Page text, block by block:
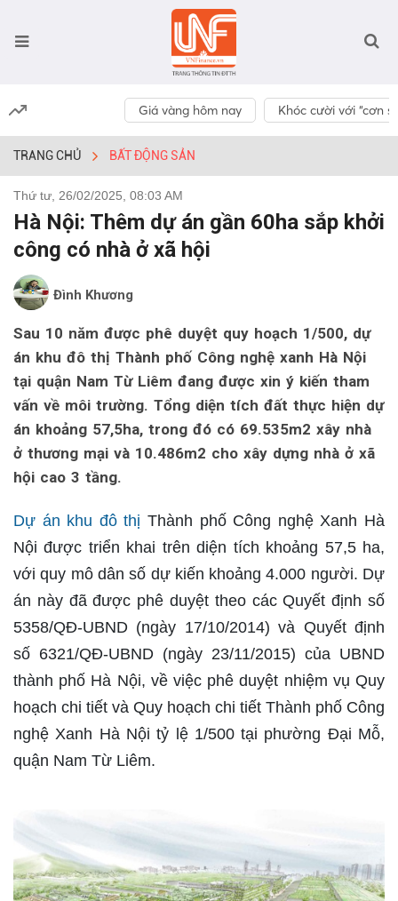
Giá vàng hôm nay Khóc cười với “cơn
TRANG CHỦ BẤT ĐỘNG SẢN
Thứ tư, 26/02/2025, 08:03 AM
Hà Nội: Thêm dự án gần 60ha sắp khởi
công có nhà ở xã hội
Đình Khương
Sau 10 năm được phê duyệt quy hoạch 1/500, dự
án khu đô thị Thành phố Công nghệ xanh Hà Nội
tại quận Nam Từ Liêm đang được xin ý kiến tham
vấn về môi trường. Tổng diện tích đất thực hiện dự
án khoảng 57,5ha, trong đó có 69.535m2 xây nhà
ở thương mại và 10.486m2 cho xây dựng nhà ở xã
hội cao 3 tầng.
Dự án khu đô thị Thành phố Công nghệ Xanh Hà
Nội được triển khai trên diện tích khoảng 57,5 ha,
với quy mô dân số dự kiến khoảng 4.000 người. Dự
án này đã được phê duyệt theo các Quyết định số
5358/QĐ-UBND (ngày 17/10/2014) và Quyết định
số 6321/QĐ-UBND (ngày 23/11/2015) của UBND
thành phố Hà Nội, về việc phê duyệt nhiệm vụ Quy
hoạch chi tiết và Quy hoạch chi tiết Thành phố Công
nghệ Xanh Hà Nội tỷ lệ 1/500 tại phường Đại Mỗ,
quận Nam Từ Liêm.